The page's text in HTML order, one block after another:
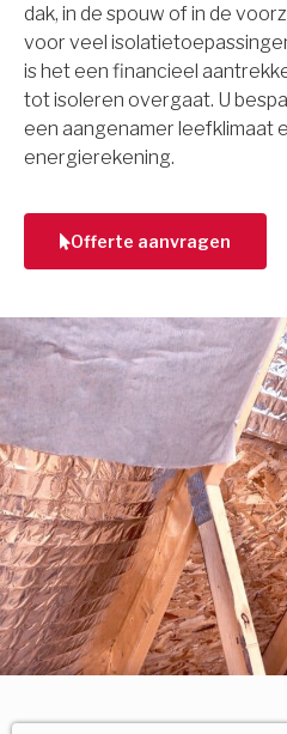
dak, in de spouw of in de
voor veel
is het een financieel
tot isoleren overgaat. U
een aangenamer leefklimaat
energierekening.
Offerte aanvragen